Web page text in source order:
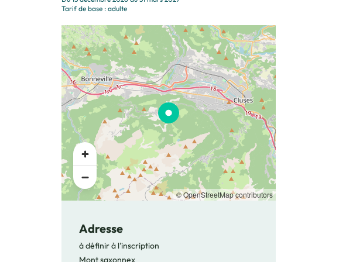
Tarif de base : adulte
© OpenStreetMap contributors
Adresse
à définir à l'inscription
Mont saxonnex